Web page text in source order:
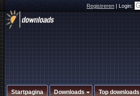
Registreren|Login:
Startpagina Downloads Top downloads